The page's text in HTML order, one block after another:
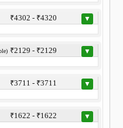
₹4302 - ₹4320 ▼
₹2129 - ₹2129 ▼
₹3711 - ₹3711 ▼
₹1622 - ₹1622 ▼